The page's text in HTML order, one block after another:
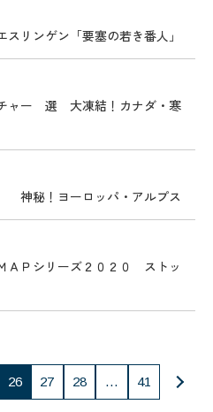
リンゲン「要塞の若き番人」
ャー 選 大凍結！カナダ・寒
神秘！ヨーロッパ・アルプス
ＡＰシリーズ２０２０ ストッ
26 27 28 … 41